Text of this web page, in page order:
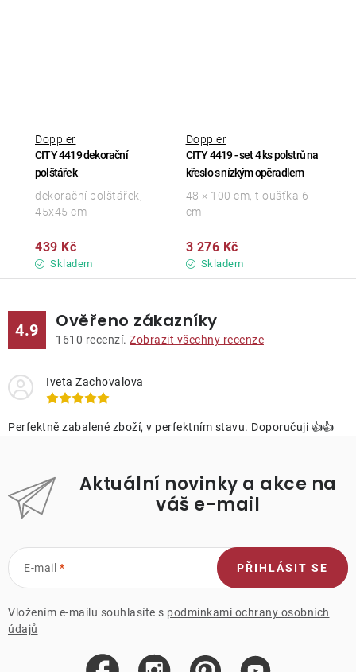
CITY 4419 dekorační
polštářek
Doppler
Skladem
439 Kč
dekorační polštářek,
45x45 cm
CITY 4419 - set 4 ks polstrů na
křeslo s nízkým opěradlem
Doppler
Skladem
3 276 Kč
48 × 100 cm, tloušťka 6
cm
4.9 Ověřeno zákazníky
1610 recenzí. Zobrazit všechny recenze
Iveta Zachovalova
Perfektně zabalené zboží, v perfektním stavu. Doporučuji 👍👍
Aktuální novinky a akce na
váš e-mail
E-mail
Vložením e-mailu souhlasíte s podmínkami ochrany osobních
údajů
PŘIHLÁSIT SE